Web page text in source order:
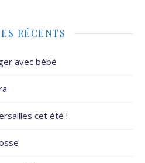
RÉCENTS
avec bébé
cet été !